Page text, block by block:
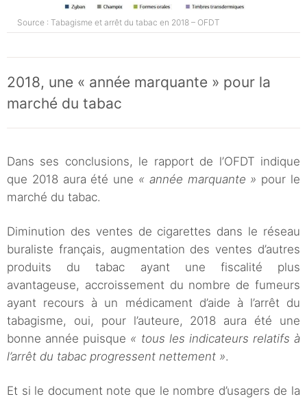
Source : Tabagisme et arrêt du tabac en 2018 – OFDT
2018, une « année marquante » pour la
marché du tabac
Dans ses conclusions, le rapport de l’OFDT indique
que 2018 aura été une « année marquante » pour le
marché du tabac.
Diminution des ventes de cigarettes dans le réseau
buraliste français, augmentation des ventes d’autres
produits du tabac ayant une fiscalité plus
avantageuse, accroissement du nombre de fumeurs
ayant recours à un médicament d’aide à l’arrêt du
tabagisme, oui, pour l’auteure, 2018 aura été une
bonne année puisque « tous les indicateurs relatifs à
l’arrêt du tabac progressent nettement ».
Et si le document note que le nombre d’usagers de la